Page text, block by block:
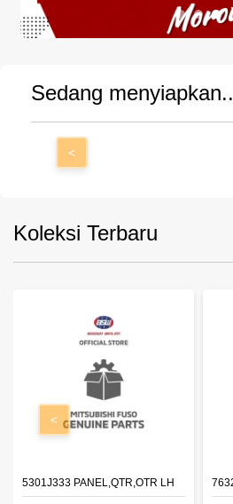
Sedang
<
Koleksi Terbaru
5301J333 PANEL,QTR,OTR LH
<